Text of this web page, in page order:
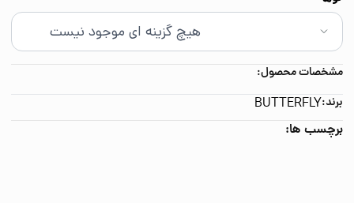
مشخصات محصول:
برند:BUTTERFLY
برچسب ها: